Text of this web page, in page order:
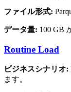
ファイル形式:
データ量: 100 GB
Routine Load
ビジネスシナリオ:
ます。